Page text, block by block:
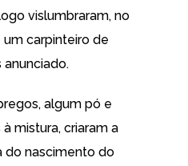
vislumbraram, no
carpinteiro de
anunciado.
algum pó e
mistura, criaram a
do nascimento do